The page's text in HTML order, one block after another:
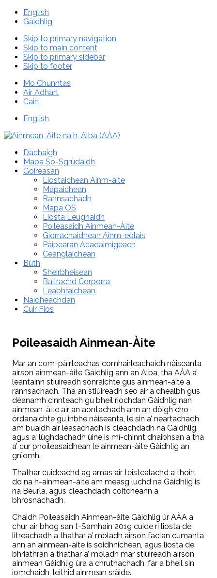
English
Gàidhlig
Skip to primary navigation
Skip to main content
Skip to primary sidebar
Skip to footer
Mo Chunntas
Air Adhart
Cairt
English
Dachaigh
Mapa So-Sgrùdaidh
Goireasan
Liostaichean Ainm-àite
Mapaichean
Rannsachadh
Mapa OS
Liosta Leughaidh
Poileasaidh Ainmean-Àite
Giorrachaidhean Ainm-eòlais
Pàipearan Acadaimigeach
Ceanglaichean
Bùth
Sheirbheisean
Ballrachd Corporra
Leabhraichean
Naidheachdan
Cuir Fios
Poileasaidh Ainmean-Àite
Mar an com-pàirteachas comhairleachaidh nàiseanta
airson ainmean-àite Gàidhlig ann an Alba, tha AÀA a’
leantainn stiùireadh sònraichte gus ainmean-àite a
rannsachadh. Tha an stiùireadh seo air a dhealbh gus
dèanamh cinnteach gu bheil riochdan Gàidhlig nan
ainmean-àite air an aontachadh ann an dòigh cho-
òrdanaichte gu inbhe nàiseanta, le sin a’ neartachadh
am buaidh air leasachadh is cleachdadh na Gàidhlig,
agus a’ lùghdachadh ùine is mì-chinnt dhaibhsan a tha
a’ cur phoileasaidhean le ainmean-àite Gàidhlig an
gnìomh.
Thathar cuideachd ag amas air teistealachd a thoirt
do na h-ainmean-àite am measg luchd na Gàidhlig is
na Beurla, agus cleachdadh coitcheann a
bhrosnachadh.
Chaidh Poileasaidh Ainmean-àite Gàidhlig ùr AÀA a
chur air bhog san t-Samhain 2019 cuide ri liosta de
litreachadh a thathar a’ moladh airson faclan cumanta
ann an ainmean-àite is soidhnichean, agus liosta de
bhriathran a thathar a’ moladh mar stiùireadh airson
ainmean Gàidhlig ùra a chruthachadh, far a bheil sin
iomchaidh, leithid ainmean sràide.